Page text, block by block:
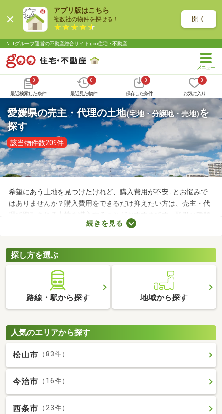
アプリ版はこちら
複数社の物件を探せる！ 開く
NTTグループ運営の不動産総合サイト goo住宅・不動産
0
最近検索した条件
0
最近見た物件
0
保存した条件
0
お気に入り
愛媛県の売主・代理の土地(宅地・分譲地・売地)を
探す
該当物件数209件
希望にあう土地を見つけたけれど、購入費用が不安…とお悩みで
はありませんか？購入費用をできるだけ抑えたい方は、売主・代
理で取引される土地を購入することがおすすめです。取引の種類
が売主、または代理の場合、仲介手数料がかからない大きなメリ
される土地から理想の場所を探しましょう。
続きを見る
探し方を選ぶ
路線・駅から探す 地域から探す
人気のエリアから探す
松山市 （83件）
今治市 （16件）
西条市 （23件）